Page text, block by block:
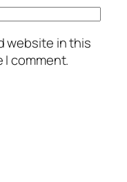
website in this
comment.